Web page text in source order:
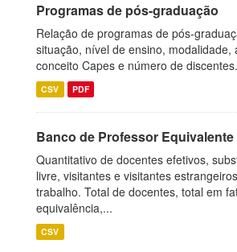
Programas de pós-graduação
Relação de programas de pós-
situação, nível de ensino, modalidade,
conceito Capes e número de discentes.
CSV PDF
Banco de Professor Equivalente
Quantitativo de docentes efetivos,
livre, visitantes e visitantes
trabalho. Total de docentes, total em
equivalência,...
CSV